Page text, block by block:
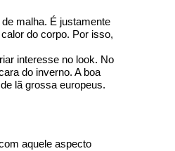
malha. É justamente
do corpo. Por isso,
interesse no look. No
do inverno. A boa
lã grossa europeus.
aquele aspecto